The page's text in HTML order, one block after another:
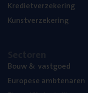
Kre­diet­ver­ze­ke­ring
Kunst­ver­ze­ke­ring
Bouw& vastgoed
Euro­pe­se ambtenaren